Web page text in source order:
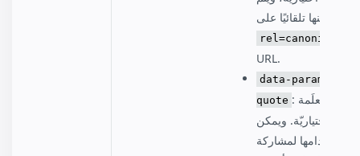
rel=canonical
URL.
data-param-
quote : معلَمة
اختياريّة. ويمكن
استخدامها لمشاركة